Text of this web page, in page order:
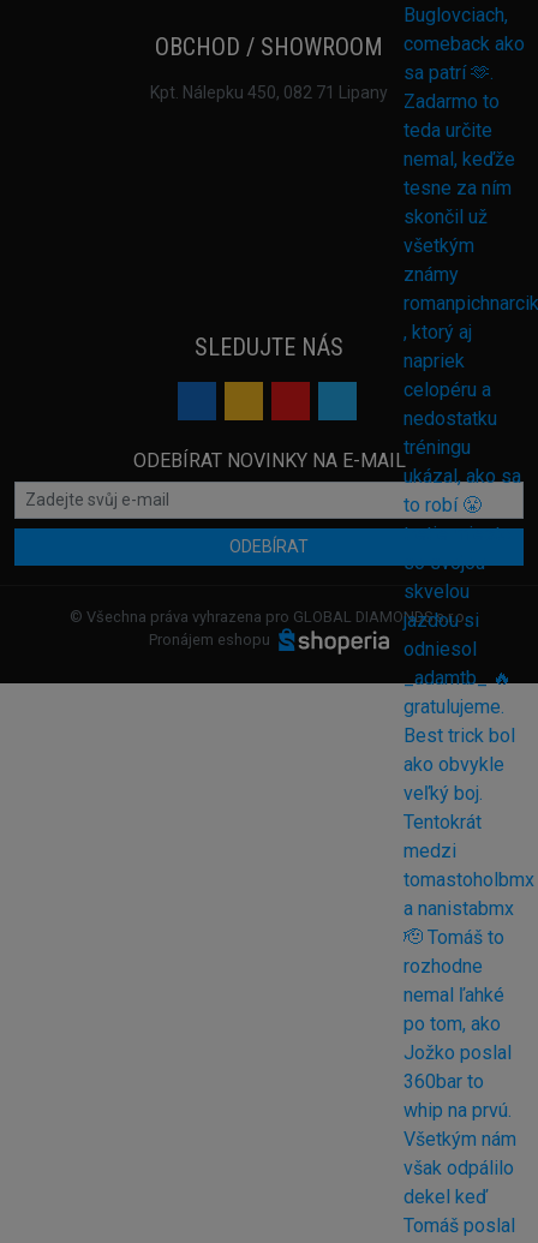
OBCHOD / SHOWROOM
Kpt. Nálepku 450, 082 71 Lipany
SLEDUJTE NÁS
ODEBÍRAT NOVINKY NA E-MAIL
ODEBÍRAT
© Všechna práva vyhrazena pro GLOBAL DIAMONDS s.r.o.
Pronájem eshopu